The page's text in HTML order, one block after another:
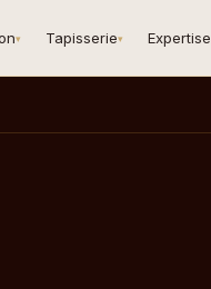
▾ Tapisserie▾ Expertise